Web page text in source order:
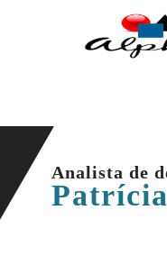
Analista de